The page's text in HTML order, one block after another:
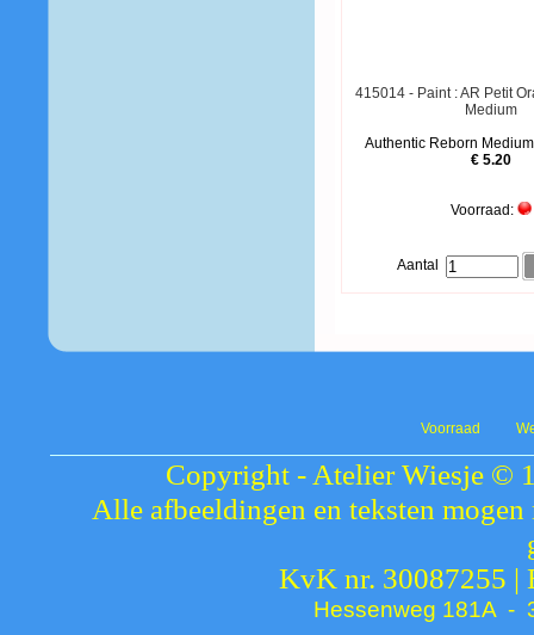
415014 - Paint : AR Petit
Medium
Authentic Reborn
€ 5.20
Voorraad:
Aantal
Voorraad
Copyright - Atelier Wiesje ©
Alle afbeeldingen en teksten
KvK nr. 30087255 |
Hessenweg 181A -